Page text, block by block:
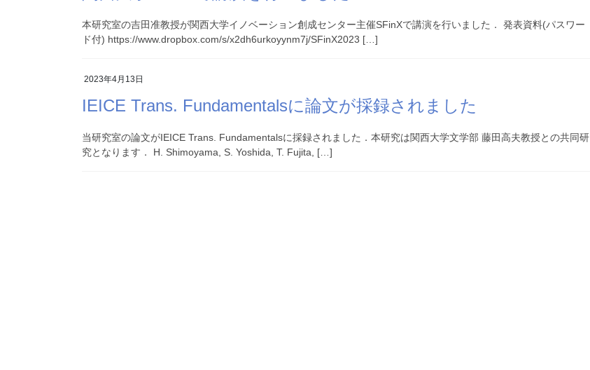
本研究室の吉田准教授が関西大学イノベーション創成センター主催SFinXで講演を行いました． 発表資料(パスワー
ド付) https://www.dropbox.com/s/x2dh6urkoyynm7j/SFinX2023 […]
2023年4月13日
IEICE Trans. Fundamentalsに論文が採録されました
当研究室の論文がIEICE Trans. Fundamentalsに採録されました．本研究は関西大学文学部 藤田高夫教授との共同研
究となります． H. Shimoyama, S. Yoshida, T. Fujita, […]